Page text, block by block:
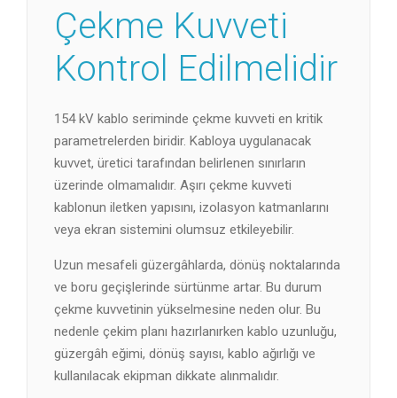
Çekme Kuvveti
Kontrol Edilmelidir
154 kV kablo seriminde çekme kuvveti en kritik
parametrelerden biridir. Kabloya uygulanacak
kuvvet, üretici tarafından belirlenen sınırların
üzerinde olmamalıdır. Aşırı çekme kuvveti
kablonun iletken yapısını, izolasyon katmanlarını
veya ekran sistemini olumsuz etkileyebilir.
Uzun mesafeli güzergâhlarda, dönüş noktalarında
ve boru geçişlerinde sürtünme artar. Bu durum
çekme kuvvetinin yükselmesine neden olur. Bu
nedenle çekim planı hazırlanırken kablo uzunluğu,
güzergâh eğimi, dönüş sayısı, kablo ağırlığı ve
kullanılacak ekipman dikkate alınmalıdır.